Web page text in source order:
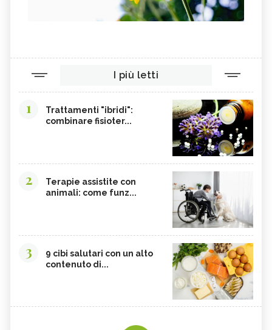
I più letti
1
Trattamenti "ibridi":
combinare fisioter...
2
Terapie assistite con
animali: come funz...
3
9 cibi salutari con un alto
contenuto di...